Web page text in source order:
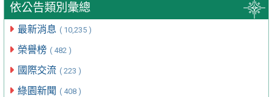
依公告類別彙總
最新消息 ( 10,235 )
榮譽榜 ( 482 )
國際交流 ( 223 )
綠園新聞 ( 408 )